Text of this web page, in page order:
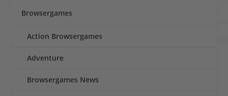
Browsergames
Action Browsergames
Adventure
Browsergames News